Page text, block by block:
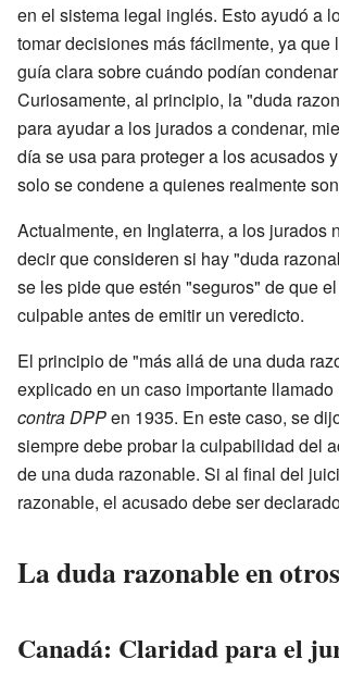
en el sistema legal inglés. Esto ayudó a
tomar decisiones más fácilmente, ya que
guía clara sobre cuándo podían
Curiosamente, al principio, la "duda
para ayudar a los jurados a condenar,
día se usa para proteger a los acusados
solo se condene a quienes realmente
Actualmente, en Inglaterra, a los jurados
decir que consideren si hay "duda
se les pide que estén "seguros" de que
culpable antes de emitir un veredicto.
El principio de "más allá de una duda
explicado en un caso importante llamado
contra DPPen 1935. En este caso, se
siempre debe probar la culpabilidad del
de una duda razonable. Si al final del
razonable, el acusado debe ser
La duda razonable en
Canadá: Claridad para el